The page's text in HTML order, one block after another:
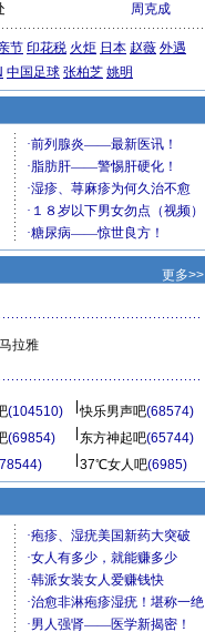
周克成
节 印花税 火炬 日本 赵薇 外遇
中国足球 张柏芝 姚明
更多>>
拉雅
(104510) 快乐男声吧(68574)
(69854) 东方神起吧(65744)
37℃女人吧(6985)